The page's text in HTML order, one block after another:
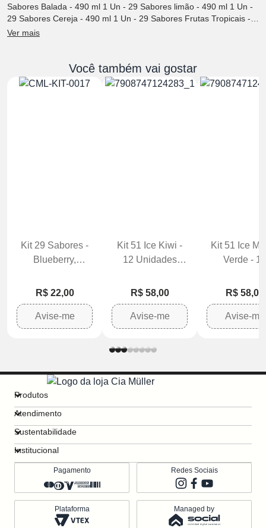
Sabores Balada - 490 ml 1 Un - 29 Sabores limão - 490 ml 1 Un -
29 Sabores Cereja - 490 ml 1 Un - 29 Sabores Frutas Tropicais -
490 ml
Ver mais
Você também vai gostar
Kit 29 Sabores -
Blueberry,
Cereja e Frutas
Tropicais
R$ 22,00
Avise-me
Kit 51 Ice Kiwi -
12 Unidades
R$ 58,00
Avise-me
Kit 51 Ice
Verde - 12
275ml
R$ 58,00
Avise-me
Produtos
Atendimento
Sustentabilidade
Institucional
Pagamento Redes Sociais
Plataforma Managed by